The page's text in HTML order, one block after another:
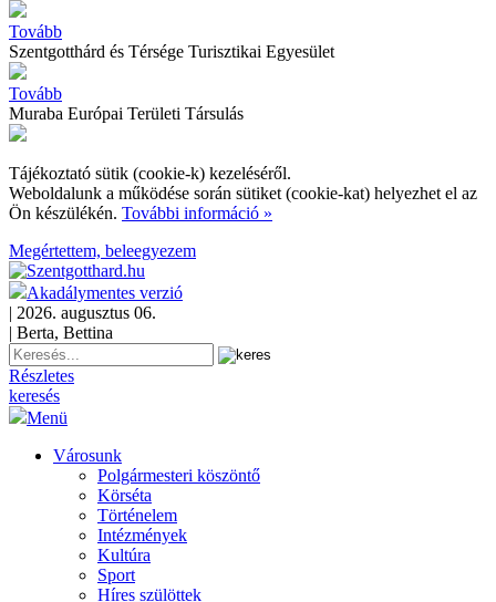
Tovább
Szentgotthárd és Térsége Turisztikai Egyesület
Tovább
Muraba Európai Területi Társulás
Tájékoztató sütik (cookie-k) kezeléséről.
Weboldalunk a működése során sütiket (cookie-kat) helyezhet el az
Ön készülékén. További információ »
Megértettem, beleegyezem
Akadálymentes verzió
| 2026. augusztus 06.
| Berta, Bettina
Részletes
keresés
Menü
Városunk
Polgármesteri köszöntő
Körséta
Történelem
Intézmények
Kultúra
Sport
Híres szülöttek